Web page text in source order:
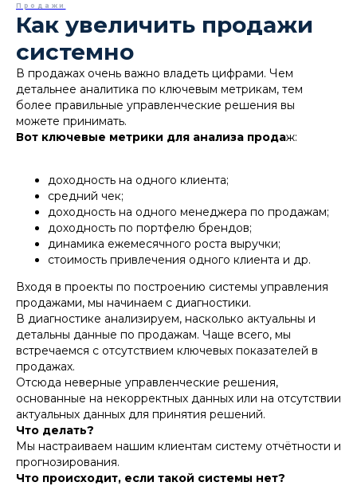
Продажи
Как увеличить продажи
системно
В продажах очень важно владеть цифрами. Чем
детальнее аналитика по ключевым метрикам, тем
более правильные управленческие решения вы
можете принимать.
Вот ключевые метрики для анализа продаж:
доходность на одного клиента;
средний чек;
доходность на одного менеджера по продажам;
доходность по портфелю брендов;
динамика ежемесячного роста выручки;
стоимость привлечения одного клиента и др.
Входя в проекты по построению системы управления
продажами, мы начинаем с диагностики.
В диагностике анализируем, насколько актуальны и
детальны данные по продажам. Чаще всего, мы
встречаемся с отсутствием ключевых показателей в
продажах.
Отсюда неверные управленческие решения,
основанные на некорректных данных или на отсутствии
актуальных данных для принятия решений.
Что делать?
Мы настраиваем нашим клиентам систему отчётности и
прогнозирования.
Что происходит, если такой системы нет?